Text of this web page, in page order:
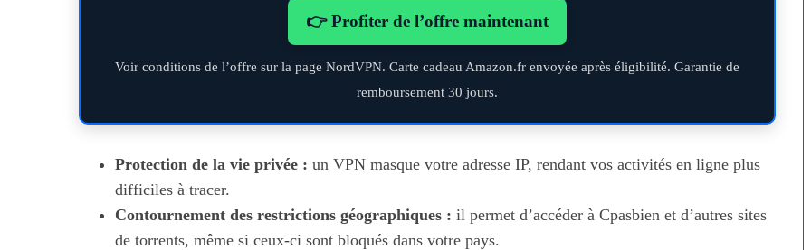
👉 Profiter de l’offre maintenant
Voir conditions de l’offre sur la page NordVPN. Carte cadeau Amazon.fr envoyée après éligibilité. Garantie de
remboursement 30 jours.
Protection de la vie privée : un VPN masque votre adresse IP, rendant vos activités en ligne plus
difficiles à tracer.
Contournement des restrictions géographiques : il permet d’accéder à Cpasbien et d’autres sites
de torrents, même si ceux-ci sont bloqués dans votre pays.